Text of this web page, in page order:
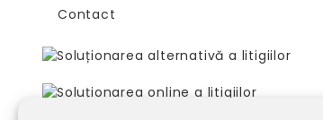
Contact